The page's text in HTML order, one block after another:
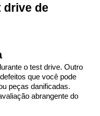
drive de
o test drive. Outro
que você pode
peças danificadas.
abrangente do